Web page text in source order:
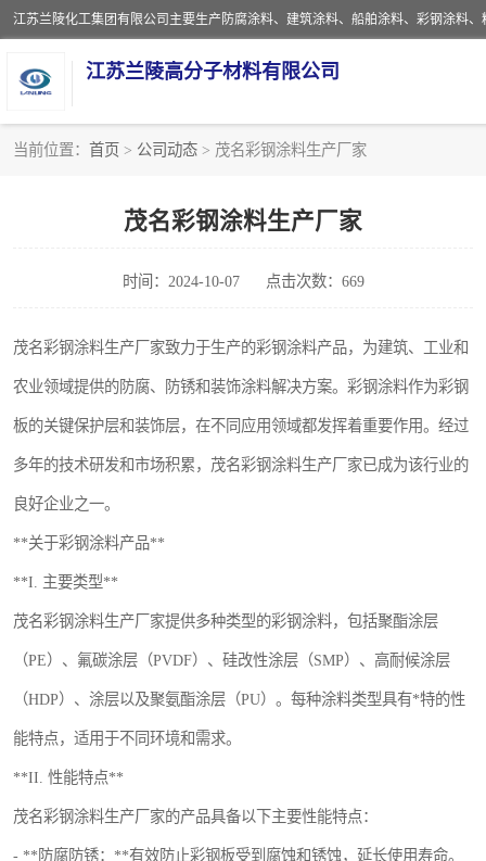
江苏兰陵高分子材料有限公司
当前位置： 首页 > 公司动态 > 茂名彩钢涂料生产厂家
茂名彩钢涂料生产厂家
时间：2024-10-07 点击次数：669
茂名彩钢涂料生产厂家致力于生产的彩钢涂料产品，为建筑、工业和
农业领域提供的防腐、防锈和装饰涂料解决方案。彩钢涂料作为彩钢
板的关键保护层和装饰层，在不同应用领域都发挥着重要作用。经过
多年的技术研发和市场积累，茂名彩钢涂料生产厂家已成为该行业的
良好企业之一。
**关于彩钢涂料产品**
**I. 主要类型**
茂名彩钢涂料生产厂家提供多种类型的彩钢涂料，包括聚酯涂层
（PE）、氟碳涂层（PVDF）、硅改性涂层（SMP）、高耐候涂层
（HDP）、涂层以及聚氨酯涂层（PU）。每种涂料类型具有*特的性
能特点，适用于不同环境和需求。
**II. 性能特点**
茂名彩钢涂料生产厂家的产品具备以下主要性能特点：
- **防腐防锈：**有效防止彩钢板受到腐蚀和锈蚀，延长使用寿命。
彩钢涂料
聚脲涂料
建筑涂料